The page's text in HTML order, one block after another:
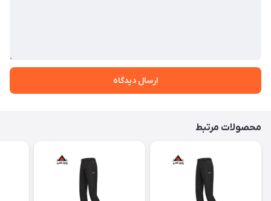
ارسال دیدگاه
محصولات مرتبط